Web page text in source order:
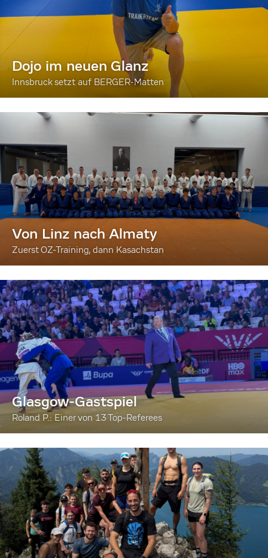
Dojo im neuen Glanz
Innsbruck setzt auf BERGER-Matten
Von Linz nach Almaty
Zuerst OZ-Training, dann Kasachstan
Glasgow-Gastspiel
Roland P.: Einer von 13 Top-Referees